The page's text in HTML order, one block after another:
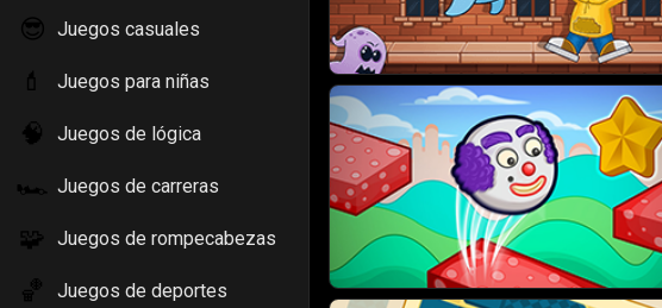
😎 Juegos casuales
💄 Juegos para niñas
🧠 Juegos de lógica
🏎️ Juegos de carreras
🧩 Juegos de rompecabezas
🏀 Juegos de deportes